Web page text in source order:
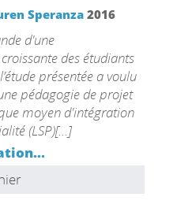
Speranza 2016
d'une
des étudiants
présentée a voulu
pédagogie de projet
moyen d'intégration
(LSP)[...]